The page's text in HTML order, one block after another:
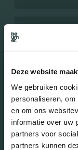
Deze website
We gebruiken
personaliseren,
en om ons
informatie over uw
partners voor
partners kunnen
Gezinnen